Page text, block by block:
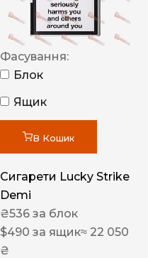
Фасування:
Блок
Ящик
В Кошик
Сигарети Lucky Strike
Demi
₴536 за блок
$490 за ящик≈ 22 050
₴